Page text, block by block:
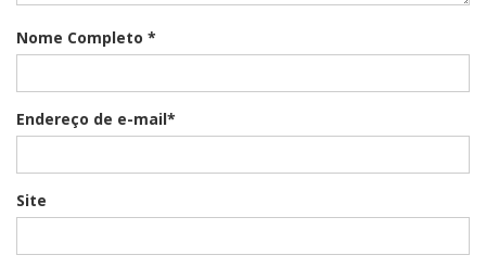
Nome Completo *
Endereço de e-mail*
Site